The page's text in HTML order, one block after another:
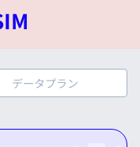
データプラン